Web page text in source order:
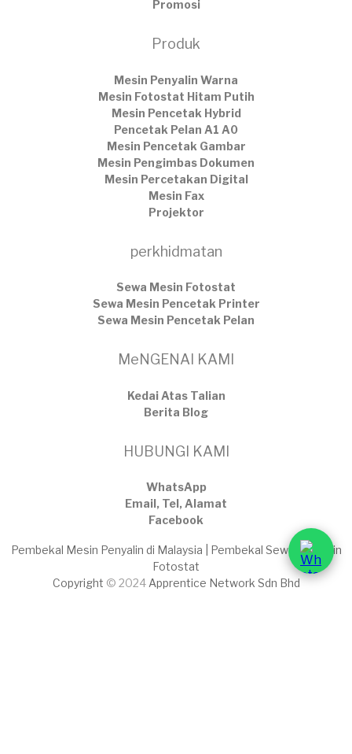
Promosi
Produk
Mesin Penyalin Warna
Mesin Fotostat Hitam Putih
Mesin Pencetak Hybrid
Pencetak Pelan A1 A0
Mesin Pencetak Gambar
Mesin Pengimbas Dokumen
Mesin Percetakan Digital
Mesin Fax
Projektor
perkhidmatan
Sewa Mesin Fotostat
Sewa Mesin Pencetak Printer
Sewa Mesin Pencetak Pelan
MeNGENAI KAMI
Kedai Atas Talian
​Berita Blog
HUBUNGI KAMI
WhatsApp
Email, Tel, Alamat
Facebook
Pembekal Mesin Penyalin di Malaysia | Pembekal Sewaan Mesin
Fotostat
Copyright © 2024 Apprentice Network Sdn Bhd